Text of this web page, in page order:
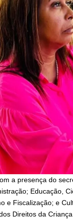
a presença do
Educação,
e Fiscalização; e
Direitos da